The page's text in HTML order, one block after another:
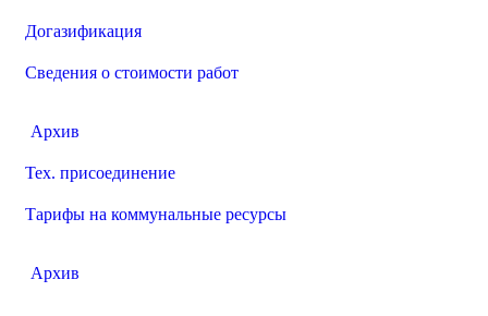
Догазификация
Сведения о стоимости работ
Архив
Тех. присоединение
Тарифы на коммунальные ресурсы
Архив